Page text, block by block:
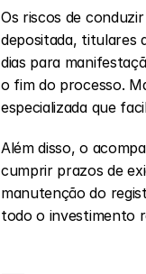
Os riscos de
depositada, titulares
dias para
o fim do processo.
especializada que
Além disso, o
cumprir prazos de
manutenção do
todo o investimento